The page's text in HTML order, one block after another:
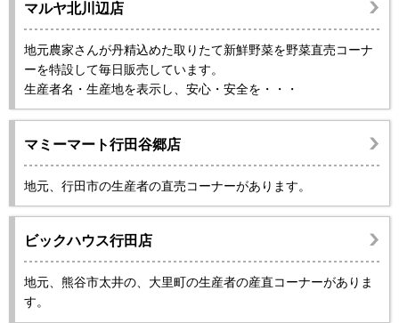
マルヤ北川辺店
地元農家さんが丹精込めた取りたて新鮮野菜を野菜直売コーナ
ーを特設して毎日販売しています。
生産者名・生産地を表示し、安心・安全を・・・
マミーマート行田谷郷店
地元、行田市の生産者の直売コーナーがあります。
ビックハウス行田店
地元、熊谷市太井の、大里町の生産者の産直コーナーがありま
す。